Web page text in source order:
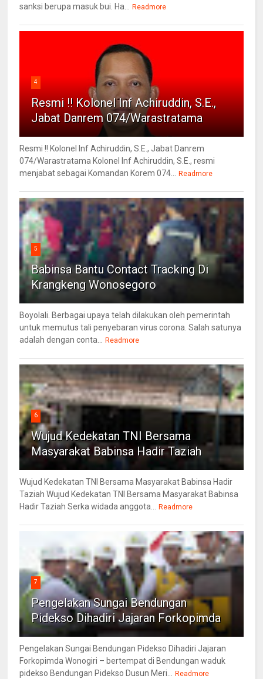
sanksi berupa masuk bui. Ha...
Readmore
4
Resmi !! Kolonel Inf Achiruddin, S.E.,
Jabat Danrem 074/Warastratama
Resmi !! Kolonel Inf Achiruddin, S.E., Jabat Danrem
074/Warastratama Kolonel Inf Achiruddin, S.E., resmi
menjabat sebagai Komandan Korem 074...
Readmore
5
Babinsa Bantu Contact Tracking Di
Krangkeng Wonosegoro
Boyolali. Berbagai upaya telah dilakukan oleh pemerintah
untuk memutus tali penyebaran virus corona. Salah satunya
adalah dengan conta...
Readmore
6
Wujud Kedekatan TNI Bersama
Masyarakat Babinsa Hadir Taziah
Wujud Kedekatan TNI Bersama Masyarakat Babinsa Hadir
Taziah Wujud Kedekatan TNI Bersama Masyarakat Babinsa
Hadir Taziah Serka widada anggota...
Readmore
7
Pengelakan Sungai Bendungan
Pidekso Dihadiri Jajaran Forkopimda
Pengelakan Sungai Bendungan Pidekso Dihadiri Jajaran
Forkopimda Wonogiri – bertempat di Bendungan waduk
pidekso Bendungan Pidekso Dusun Meri...
Readmore